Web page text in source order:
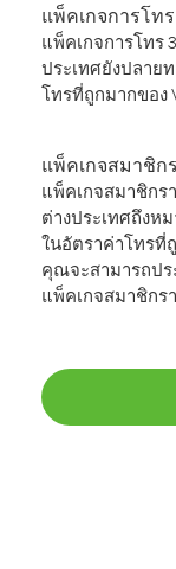
แพ็คเกจการโท
แพ็คเกจการโทร
ประเทศยังปลาย
โทรที่ถูกมากของ
แพ็คเกจสมาชิก
แพ็คเกจสมาชิกร
ต่างประเทศถึงห
ในอัตราค่าโทรที่
คุณจะสามารถป
แพ็คเกจสมาชิกร